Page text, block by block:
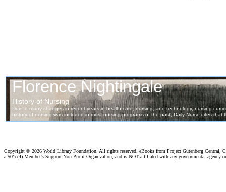
Copyright © 2026 World Library Foundation. All rights reserved. eBooks from Project Gutenberg Central,
a 501c(4) Member's Support Non-Profit Organization, and is NOT affiliated with any governmental agency